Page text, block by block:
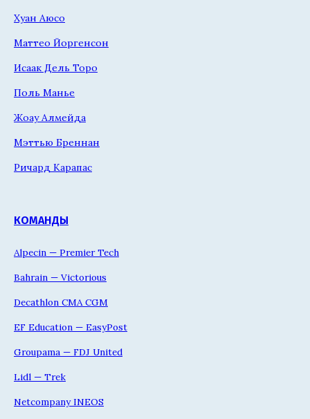
Хуан Аюсо
Маттео Йоргенсон
Исаак Дель Торо
Поль Манье
Жоау Алмейда
Мэттью Бреннан
Ричард Карапас
КОМАНДЫ
Alpecin — Premier Tech
Bahrain — Victorious
Decathlon CMA CGM
EF Education — EasyPost
Groupama — FDJ United
Lidl — Trek
Netcompany INEOS